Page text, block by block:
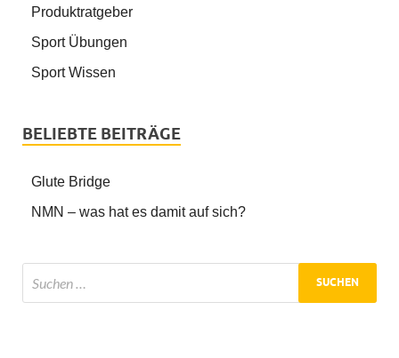
Produktratgeber
Sport Übungen
Sport Wissen
BELIEBTE BEITRÄGE
Glute Bridge
NMN – was hat es damit auf sich?